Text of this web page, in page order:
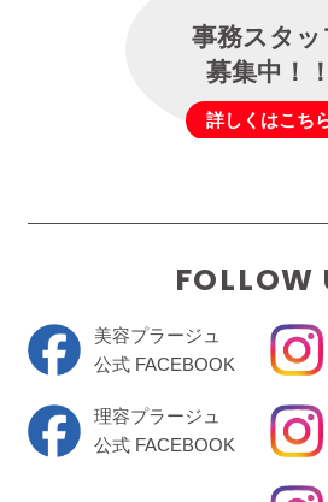
事務スタッ
募集中！！
詳しくはこち
FOLLOW
美容プラージュ
公式 FACEBOOK
理容プラージュ
公式 FACEBOOK